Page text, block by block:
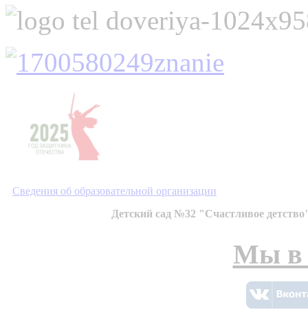
Сведения об образовательной организации
Детский сад №32 "Счастливое
Мы в